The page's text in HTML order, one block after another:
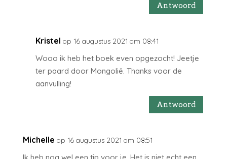
Antwoord
Kristel op 16 augustus 2021 om 08:41
Wooo ik heb het boek even opgezocht! Jeetje
ter paard door Mongolië. Thanks voor de
aanvulling!
Antwoord
Michelle op 16 augustus 2021 om 08:51